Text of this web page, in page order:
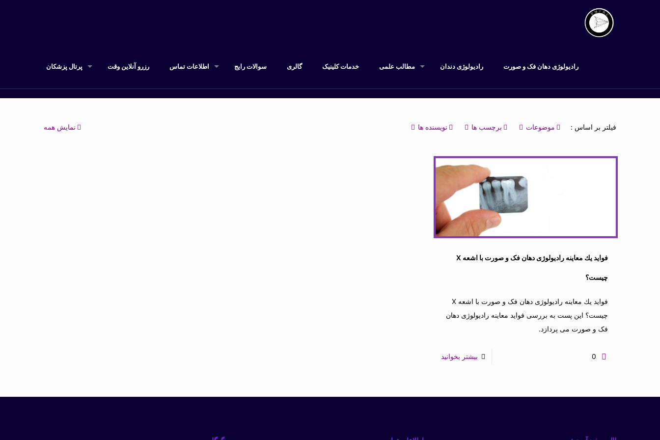
رادیولوژی دهان فک و صورت رادیولوژی دندان مطالب علمی خدمات کلینیک گالری سوالات رایج اطلاعات تماس رزرو آنلاین وقت پرتال پزشکان
فیلتر بر اساس : موضوعات برچسب ها نویسنده ها نمایش همه
فواید یك معاینه رادیولوژی دهان فک و صورت با اشعه X
چیست؟
فواید یك معاینه رادیولوژی دهان فک و صورت با اشعه X
چیست؟ این پست به بررسی فواید معاینه رادیولوژی دهان
فک و صورت می پردازد.
0 بیشتر بخوانید